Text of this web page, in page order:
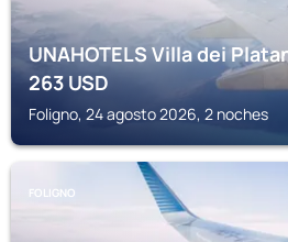
UNAHOTELS Villa dei
263USD
Foligno, 24 agosto 2026, 2 noches
FOLIGNO